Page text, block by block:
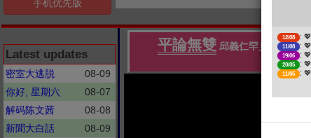
手机优先版
Latest updates
密室大逃脱
08-09
你好, 星期六
08-07
解码陈文茜
08-08
新聞大白話
08-09
平論無雙 邱義仁罕見出山！
12/08 :
11/08 :
19/06 :
20/05 :
11/05 :